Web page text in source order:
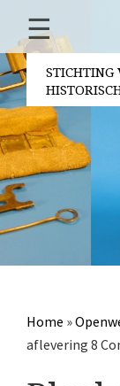
☰
STICHTING
Home »
aflevering 8